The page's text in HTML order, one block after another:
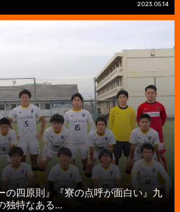
2023.05.14
の四原則』『寮の点呼が面白い』九
独特なある...